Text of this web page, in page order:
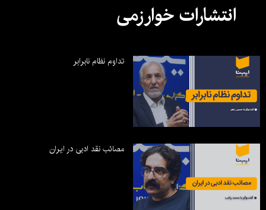
انتشارات خوارزمی
تداوم نظام نابرابر
مصائب نقد ادبی در ایران